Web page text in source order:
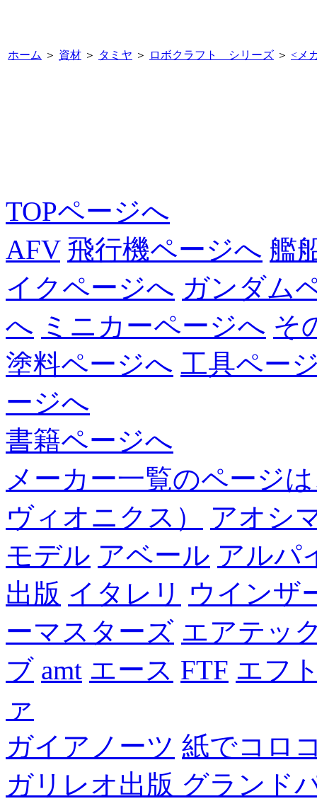
ホーム ＞ 資材 ＞ タミヤ ＞ ロボクラフト シリーズ ＞ < メ
TOPページへ
AFV 飛行機ページへ 艦
イクページへ ガンダム
へ ミニカーページへ そ
塗料ページへ 工具ペー
ージへ
書籍ページへ
メーカー一覧のページ
ヴィオニクス）
アオシ
モデル アベール アルパ
出版 イタレリ ウインザ
ーマスターズ エアテッ
ブ amt エース FTF エフ
ァ
ガイアノーツ 紙でコロ
ガリレオ出版 グランド